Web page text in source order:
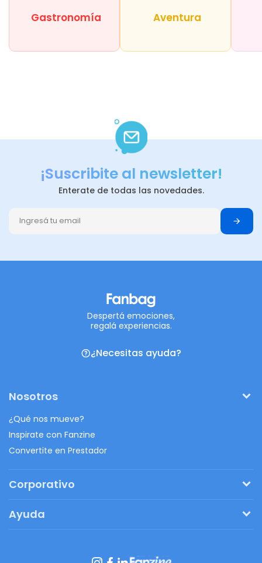
Gastronomía Aventura
¡Suscribite al newsletter!
Enterate de todas las novedades.
Despertá emociones,
regalá experiencias.
¿Necesitas ayuda?
Nosotros
¿Qué nos mueve?
Inspirate con Fanzine
Convertite en Prestador
Corporativo
Regalos originales
Ayuda